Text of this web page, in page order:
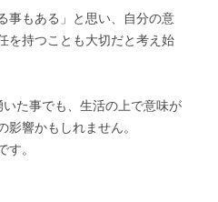
事もある」と思い、自分の意
を持つことも大切だと考え始
た事でも、生活の上で意味が
響かもしれません。
。